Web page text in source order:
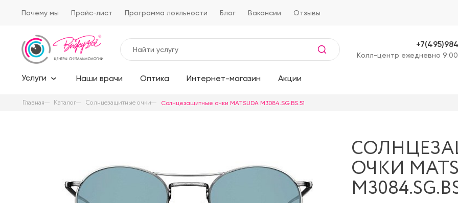
Почему мы Прайс-лист Программа лояльности Блог Вакансии Отзывы
Kолл-центр ежедневно
Услуги Наши врачи Оптика Интернет-магазин Акции
Главная Каталог Солнцезащитные очки Солнцезащитные очки MATSUDA M3084.SG.BS.51
ОЧКИ